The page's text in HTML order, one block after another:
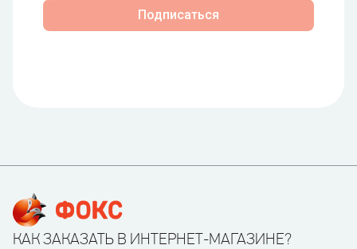
Подписаться
КАК ЗАКАЗАТЬ В ИНТЕРНЕТ-МАГАЗИНЕ?